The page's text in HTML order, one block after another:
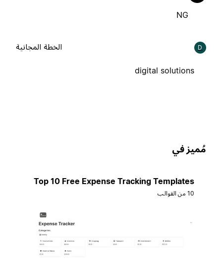
digital solutions
الخطة المجانية
في
Top 10 Free Expense Tracking Templates